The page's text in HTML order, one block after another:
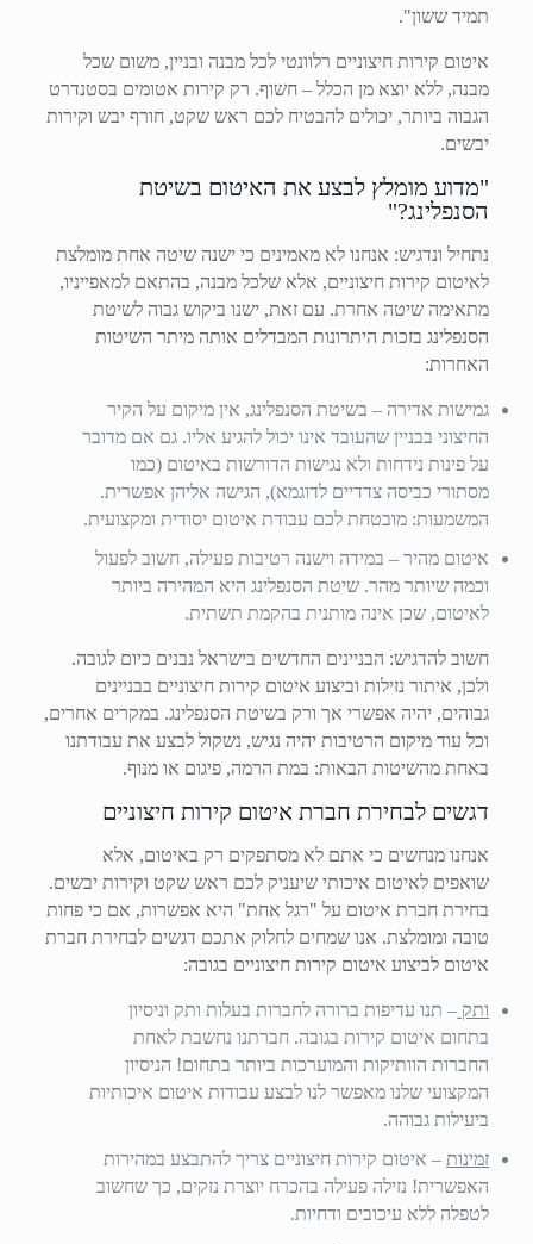
תמיד ששון".
איטום קירות חיצוניים רלוונטי לכל מבנה ובניין, משום שכל
מבנה, ללא יוצא מן הכלל – חשוף. רק קירות אטומים בסטנדרט
הגבוה ביותר, יכולים להבטיח לכם ראש שקט, חורף יבש וקירות
יבשים.
"מדוע מומלץ לבצע את האיטום בשיטת
הסנפלינג?"
נתחיל ונדגיש: אנחנו לא מאמינים כי ישנה שיטה אחת מומלצת
לאיטום קירות חיצוניים, אלא שלכל מבנה, בהתאם למאפייניו,
מתאימה שיטה אחרת. עם זאת, ישנו ביקוש גבוה לשיטת
הסנפלינג בזכות היתרונות המבדלים אותה מיתר השיטות
האחרות:
גמישות אדירה – בשיטת הסנפלינג, אין מיקום על הקיר
החיצוני בבניין שהעובד אינו יכול להגיע אליו. גם אם מדובר
על פינות נידחות ולא נגישות הדורשות באיטום (כמו
מסתורי כביסה צדדיים לדוגמא), הגישה אליהן אפשרית.
המשמעות: מובטחת לכם עבודת איטום יסודית ומקצועית.
איטום מהיר – במידה וישנה רטיבות פעילה, חשוב לפעול
וכמה שיותר מהר. שיטת הסנפלינג היא המהירה ביותר
לאיטום, שכן אינה מותנית בהקמת תשתית.
חשוב להדגיש: הבניינים החדשים בישראל נבנים כיום לגובה.
ולכן, איתור נזילות וביצוע איטום קירות חיצוניים בבניינים
גבוהים, יהיה אפשרי אך ורק בשיטת הסנפלינג. במקרים אחרים,
וכל עוד מיקום הרטיבות יהיה נגיש, נשקול לבצע את עבודתנו
באחת מהשיטות הבאות: במת הרמה, פיגום או מנוף.
דגשים לבחירת חברת איטום קירות חיצוניים
אנחנו מנחשים כי אתם לא מסתפקים רק באיטום, אלא
שואפים לאיטום איכותי שיעניק לכם ראש שקט וקירות יבשים.
בחירת חברת איטום על "רגל אחת" היא אפשרות, אם כי פחות
טובה ומומלצת. אנו שמחים לחלוק אתכם דגשים לבחירת חברת
איטום לביצוע איטום קירות חיצוניים בגובה:
ותק – תנו עדיפות ברורה לחברות בעלות ותק וניסיון
בתחום איטום קירות בגובה. חברתנו נחשבת לאחת
החברות הוותיקות והמוערכות ביותר בתחום! הניסיון
המקצועי שלנו מאפשר לנו לבצע עבודות איטום איכותיות
ביעילות גבוהה.
זמינות – איטום קירות חיצוניים צריך להתבצע במהירות
האפשרית! נזילה פעילה בהכרח יוצרת נזקים, כך שחשוב
לטפלה ללא עיכובים ודחיות.